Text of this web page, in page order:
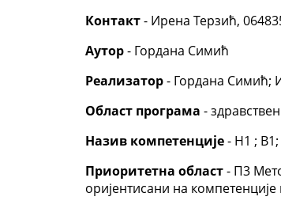
Контакт- Ирена Терзић,
Аутор- Гордана Симић
Реализатор- Гордана Симић;
Област програма -
Назив компетенције- Н1 ;
Приоритетна област- П3
оријентисани на